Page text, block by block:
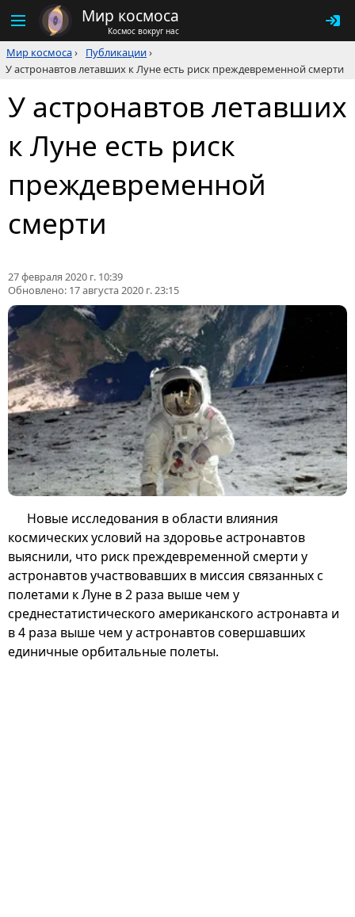
Мир космоса
Космос вокруг нас
Мир космоса› Публикации›
У астронавтов летавших к Луне есть риск преждевременной смерти
У астронавтов летавших
к Луне есть риск
преждевременной
смерти
27 февраля 2020 г. 10:39
Обновлено: 17 августа 2020 г. 23:15
Новые исследования в области влияния
космических условий на здоровье астронавтов
выяснили, что риск преждевременной смерти у
астронавтов участвовавших в миссия связанных с
полетами к Луне в 2 раза выше чем у
среднестатистического американского астронавта и
в 4 раза выше чем у астронавтов совершавших
единичные орбитальные полеты.